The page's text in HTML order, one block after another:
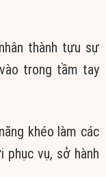
thành tựu sự
trong tầm tay
khéo làm các
phục vụ, sở hành